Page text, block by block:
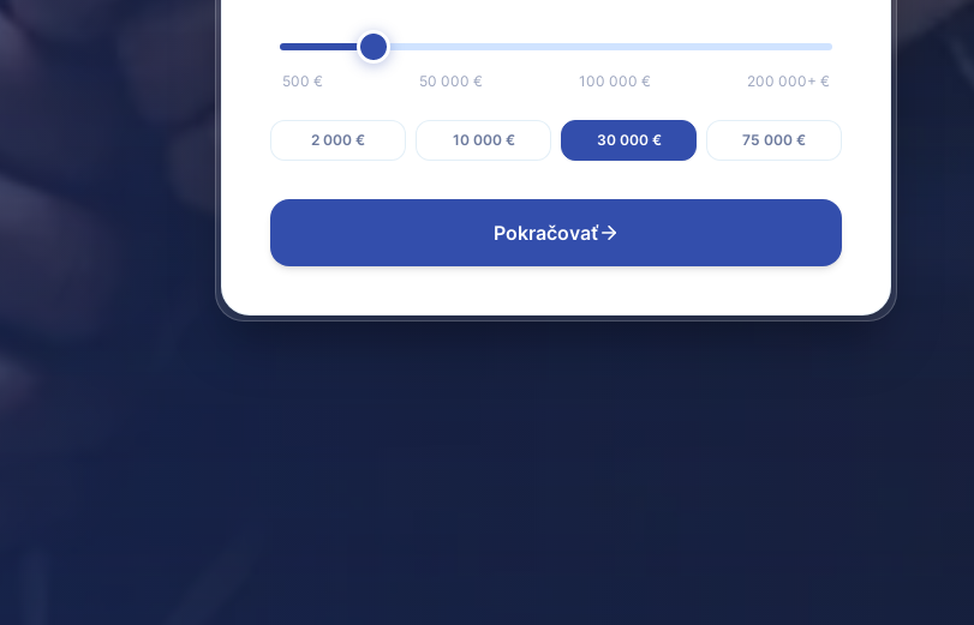
500 € 50 000 € 100 000 € 200 000+ €
2 000 € 10 000 € 30 000 € 75 000 €
Pokračovať